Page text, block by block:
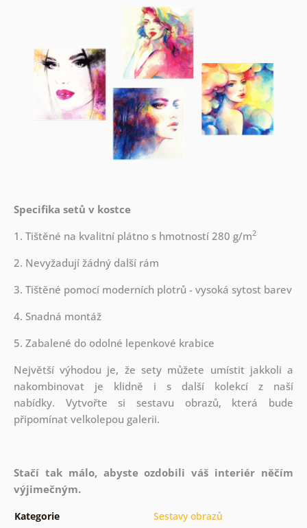
Specifika setů v kostce
1. Tištěné na kvalitní plátno s hmotností 280 g/m2
2. Nevyžadují žádný další rám
3. Tištěné pomocí moderních plotrů - vysoká sytost barev
4. Snadná montáž
5. Zabalené do odolné lepenkové krabice
Největší výhodou je, že sety můžete umístit jakkoli a
nakombinovat je klidně i s další kolekcí z naší
nabídky. Vytvořte si sestavu obrazů, která bude
připomínat velkolepou galerii.
Stačí tak málo, abyste ozdobili váš interiér něčím
výjimečným.
Kategorie
Sestavy obrazů